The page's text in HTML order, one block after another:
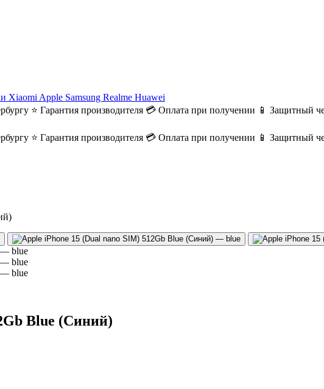
Xiaomi Apple Samsung Realme Huawei
⭐ Гарантия производителя 💳 Оплата при получении 📱 Защитный
⭐ Гарантия производителя 💳 Оплата при получении 📱 Защитный
Blue (Синий)